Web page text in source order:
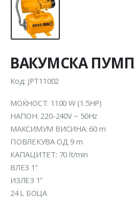
ВАКУМСКА
Код: JPT11002
МОЌНОСТ: 1100 W (1.5HP)
НАПОН: 220-240V ~ 50Hz
МАКСИМУМ ВИСИНА: 60 m
ПОВЛЕКУВА ОД 9 m
КАПАЦИТЕТ: 70 lt/min
ВЛЕЗ 1”
ИЗЛЕЗ 1”
24 L БОЦА